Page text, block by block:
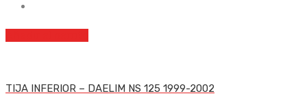
TIJA INFERIOR – DAELIM NS 125 1999-2002